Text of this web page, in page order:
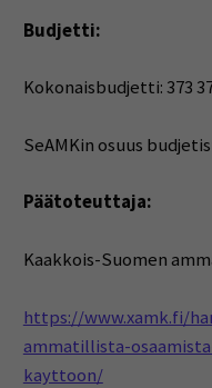
Budjetti:
Kokonaisbudjetti: 373
SeAMKin osuus
Päätoteuttaja:
Kaakkois-Suomen
https://www.xamk.fi/
ammatillista-
kayttoon/